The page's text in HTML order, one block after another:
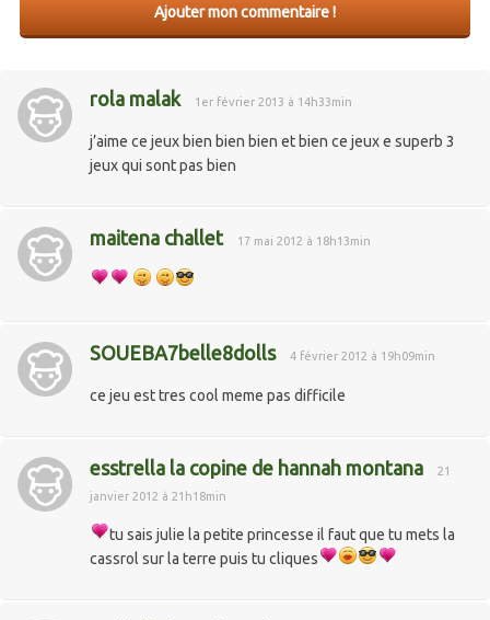
Ajouter mon commentaire !
rola malak 1er février 2013 à 14h33min
j’aime ce jeux bien bien bien et bien ce jeux e superb 3
jeux qui sont pas bien
maitena challet 17 mai 2012 à 18h13min
SOUEBA7belle8dolls 4 février 2012 à 19h09min
ce jeu est tres cool meme pas difficile
esstrella la copine de hannah montana
21
janvier 2012 à 21h18min
tu sais julie la petite princesse il faut que tu mets la
cassrol sur la terre puis tu cliques